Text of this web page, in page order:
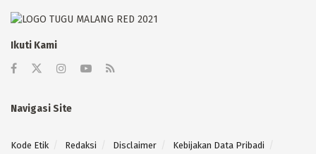
Ikuti Kami
Navigasi Site
Kode Etik Redaksi Disclaimer
Kebijakan Data Pribadi